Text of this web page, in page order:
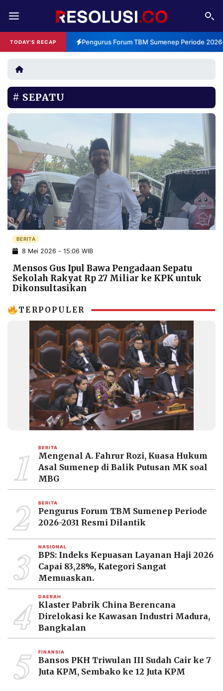
TODAY'S RECAP Pengurus Forum TBM Sumenep Periode
REDAKSI TENTANG
RESOLUSI IKLAN
RUBRIKASI
EDITORIAL AKSARA
FINANSIA
DAERAH NASIONAL
MANCA SPORT
INFORMASI
PRIVACY
POLICY
BERITA
WARGA
INFORMASI
IKLAN
KIRIM
PENGADUAN TERM
OF
SERVICE
IKUTI
RESOLUSI
PRAMUDITA
Resolusi.co
-
2026
PT.
RESOLUSI
PRAMUDITA
SEPATU
BERITA
8 Mei 2026 - 15:06 WIB
Mensos Gus Ipul Bawa Pengadaan Sepatu
Sekolah Rakyat Rp 27 Miliar ke KPK untuk
Dikonsultasikan
TERPOPULER
1 BERITA
Mengenal A. Fahrur Rozi, Kuasa Hukum
Asal Sumenep di Balik Putusan MK soal
MBG
2 BERITA
Pengurus Forum TBM Sumenep Periode
2026-2031 Resmi Dilantik
3 NASIONAL
BPS: Indeks Kepuasan Layanan Haji 2026
Capai 83,28%, Kategori Sangat
Memuaskan.
4 DAERAH
Klaster Pabrik China Berencana
Direlokasi ke Kawasan Industri Madura,
Bangkalan
5 FINANSIA
Bansos PKH Triwulan III Sudah Cair ke 7
Juta KPM, Sembako ke 12 Juta KPM